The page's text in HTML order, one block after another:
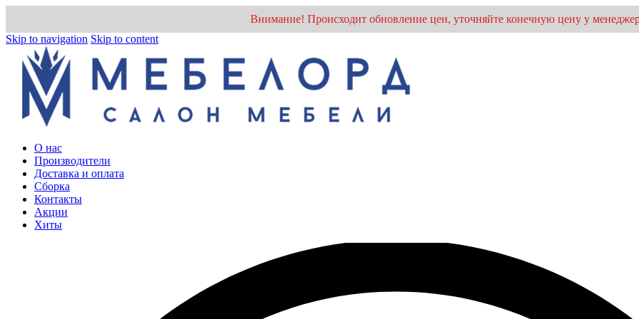
Внимание! Происходит обновление цен, уточняйте конечную цену у
Skip to navigation Skip to content
О нас
Производители
Доставка и оплата
Cборка
Контакты
Акции
Хиты